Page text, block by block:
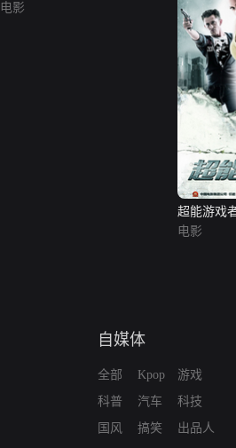
电影
超能游戏
电影
自媒体
全部
科普
国风
Kpop
汽车
搞笑
游戏
科技
出品人